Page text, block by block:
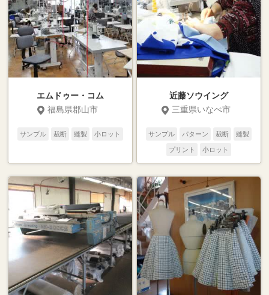
エムドゥー・コム
福島県郡山市
サンプル 裁断 縫製 小ロット
近藤ソウイング
三重県いなべ市
サンプル パターン 裁断 縫製
プリント 小ロット